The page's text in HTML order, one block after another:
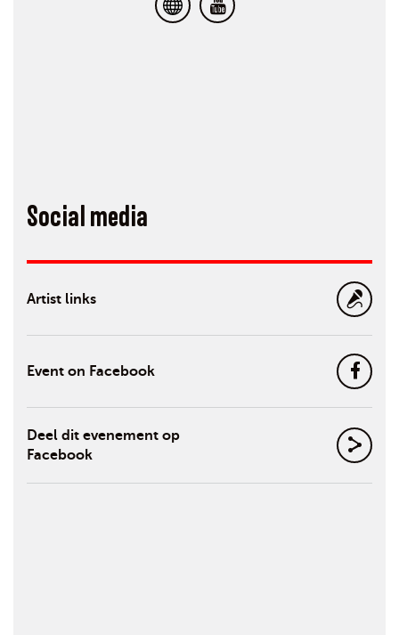
Social media
Artist links
Event on Facebook
Deel dit evenement op
Facebook